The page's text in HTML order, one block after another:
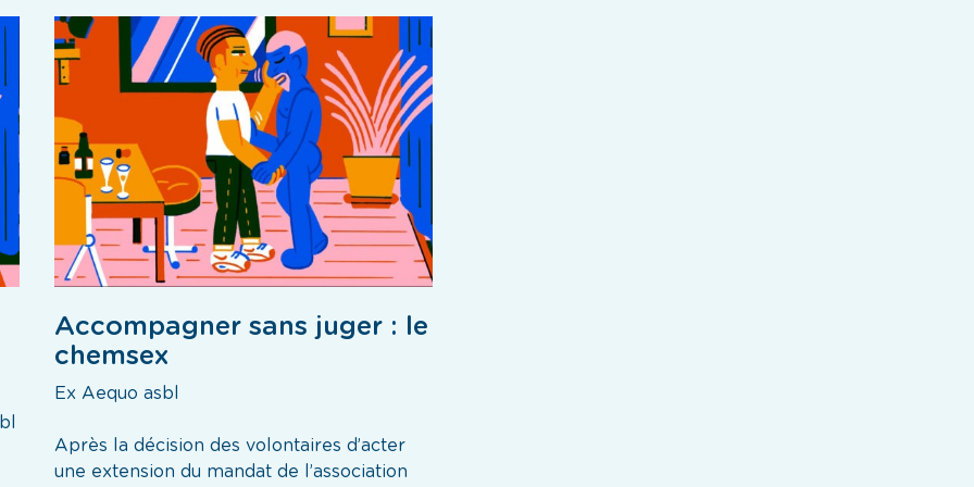
Accompagner sans juger : le
chemsex
Ex Aequo asbl
Après la décision des volontaires d’acter
une extension du mandat de l’association